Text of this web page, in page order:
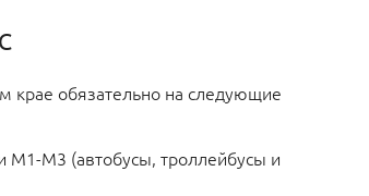
крае обязательно на следующие
M1-M3 (автобусы, троллейбусы и